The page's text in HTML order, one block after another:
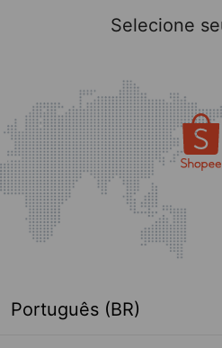
Selecione
Português (BR)